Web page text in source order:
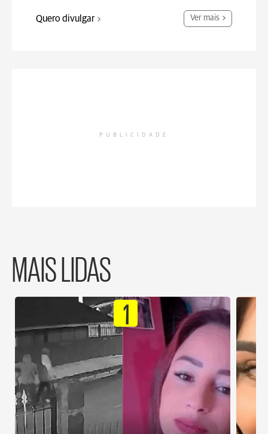
Quero divulgar Ver mais
PUBLICIDADE
MAIS LIDAS
1